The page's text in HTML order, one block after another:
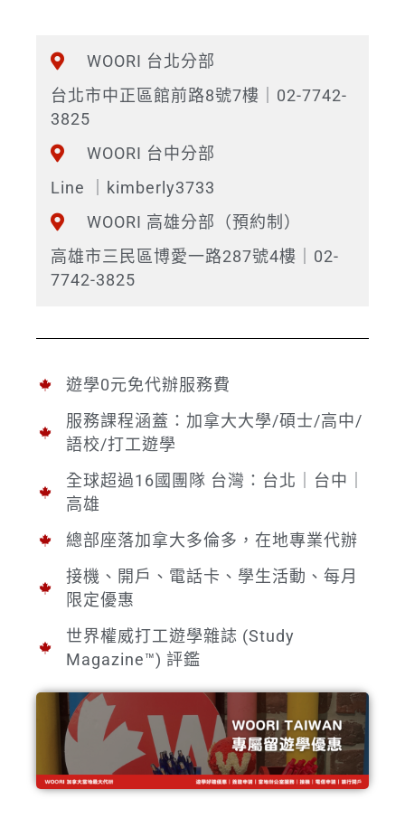
WOORI 台北分部
台北市中正區館前路8號7樓｜02-7742-
3825
WOORI 台中分部
Line ｜kimberly3733
WOORI 高雄分部（預約制）
高雄市三民區博愛一路287號4樓｜02-
7742-3825
遊學0元免代辦服務費
服務課程涵蓋：加拿大大學/碩士/高中/
語校/打工遊學
全球超過16國團隊 台灣：台北｜台中｜
高雄
總部座落加拿大多倫多，在地專業代辦
接機、開戶、電話卡、學生活動、每月
限定優惠
世界權威打工遊學雜誌 (Study
Magazine™) 評鑑